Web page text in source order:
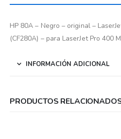
HP 80A – Negro – original –
(CF280A) – para LaserJet Pro 400
INFORMACIÓN ADICIONAL
PRODUCTOS